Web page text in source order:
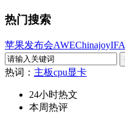
热门搜索
苹果发布会AWEChinajoyIFA
热词： 主板cpu显卡
24小时热文
本周热评